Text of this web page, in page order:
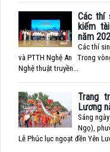
Các thí
kiếm
năm
Các thí
và PTTH Nghệ An Trong
Nghệ thuật truyền...
Trang
Lương
Sáng
Ngọ),
Lễ Phúc lục ngoạt đền Yên